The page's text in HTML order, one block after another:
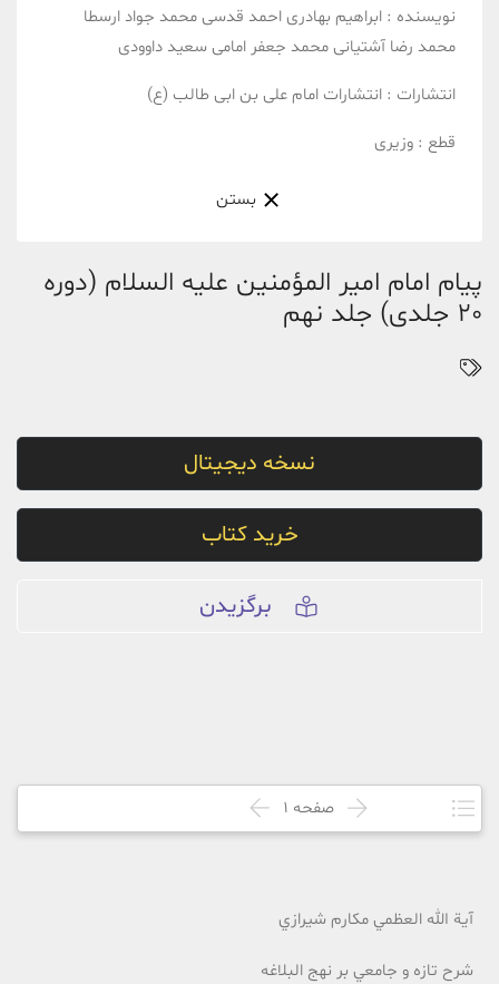
پیام امام امیر المؤمنین علیه السلام (دوره
20 جلدی) جلد نهم
نسخه دیجیتال
خرید کتاب
برگزیدن
صفحه 1
آية الله العظمي مکارم شيرازي
شرح تازه و جامعي بر نهج البلاغه
نویسنده : ابراهیم بهادری احمد قدسی محمد جواد ارسطا
محمد رضا آشتیانی محمد جعفر امامی سعید داوودی
انتشارات : انتشارات امام علی بن ابی طالب (ع)
قطع : وزیری
بستن